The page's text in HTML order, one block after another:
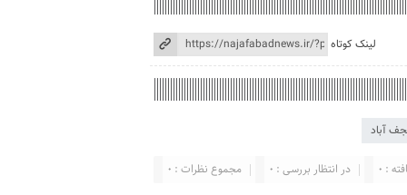
لینک کوتاه
آباد
مجموع نظرات : 0 در انتظار بررسی : 0 : 0